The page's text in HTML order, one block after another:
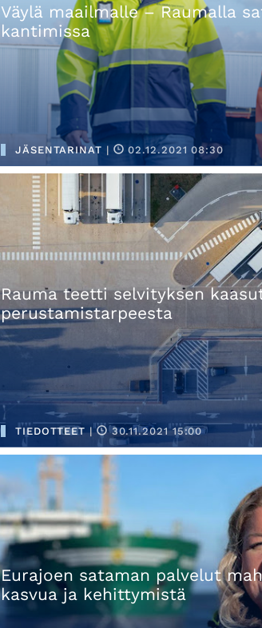
Väylä maailmalle – Raumalla
kantimissa
JÄSENTARINAT | 02.12.2021 08:30
Rauma teetti selvityksen
perustamistarpeesta
TIEDOTTEET| 30.11.2021 15:00
Eurajoen sataman palvelut
kasvua ja kehittymistä